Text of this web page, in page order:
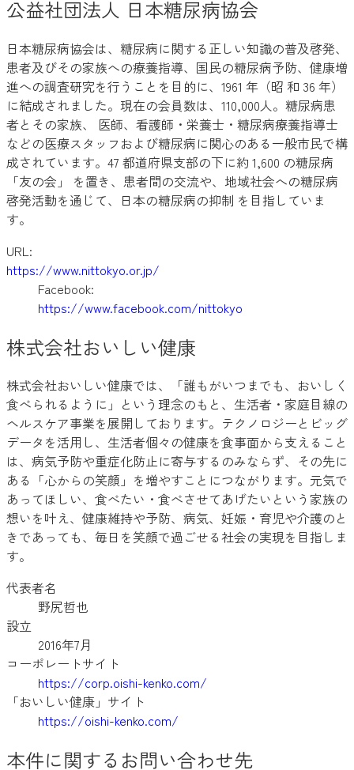
公益社団法人 日本糖尿病協会
日本糖尿病協会は、糖尿病に関する正しい知識の普及啓発、
患者及びその家族への療養指導、国民の糖尿病予防、健康増
進への調査研究を行うことを目的に、1961 年（昭 和 36 年）
に結成されました。現在の会員数は、110,000人。糖尿病患
者とその家族、 医師、看護師・栄養士・糖尿病療養指導士
などの医療スタッフおよび糖尿病に関心のある一般市民で構
成されています。47 都道府県支部の下に約 1,600 の糖尿病
「友の会」 を置き、患者間の交流や、地域社会への糖尿病
啓発活動を通じて、日本の糖尿病の抑制 を目指していま
す。
URL:
https://www.nittokyo.or.jp/
Facebook:
https://www.facebook.com/nittokyo
株式会社おいしい健康
株式会社おいしい健康では、「誰もがいつまでも、おいしく
食べられるように」という理念のもと、生活者・家庭目線の
ヘルスケア事業を展開しております。テクノロジーとビッグ
データを活用し、生活者個々の健康を食事面から支えること
は、病気予防や重症化防止に寄与するのみならず、その先に
ある「心からの笑顔」を増やすことにつながります。元気で
あってほしい、食べたい・食べさせてあげたいという家族の
想いを叶え、健康維持や予防、病気、妊娠・育児や介護のと
きであっても、毎日を笑顔で過ごせる社会の実現を目指しま
す。
代表者名
野尻哲也
設立
2016年7月
コーポレートサイト
https://corp.oishi-kenko.com/
「おいしい健康」サイト
https://oishi-kenko.com/
本件に関するお問い合わせ先